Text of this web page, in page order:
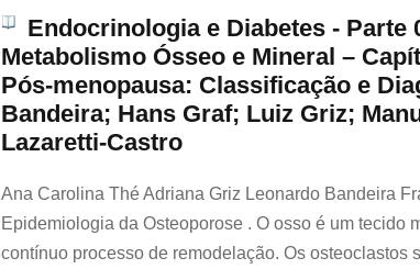
Endocrinologia e Diabetes - Parte
Metabolismo Ósseo e Mineral –
Pós-menopausa: Classificação e
Bandeira; Hans Graf; Luiz Griz;
Lazaretti-Castro
Ana Carolina Thé Adriana Griz Leonardo Bandeira
Epidemiologia da Osteoporose . O osso é um tecido
contínuo processo de remodelação. Os osteoclastos